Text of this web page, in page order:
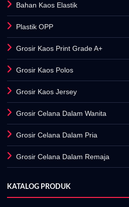
Bahan Kaos Elastik
Plastik OPP
Grosir Kaos Print Grade A+
Grosir Kaos Polos
Grosir Kaos Jersey
Grosir Celana Dalam Wanita
Grosir Celana Dalam Pria
Grosir Celana Dalam Remaja
KATALOG PRODUK